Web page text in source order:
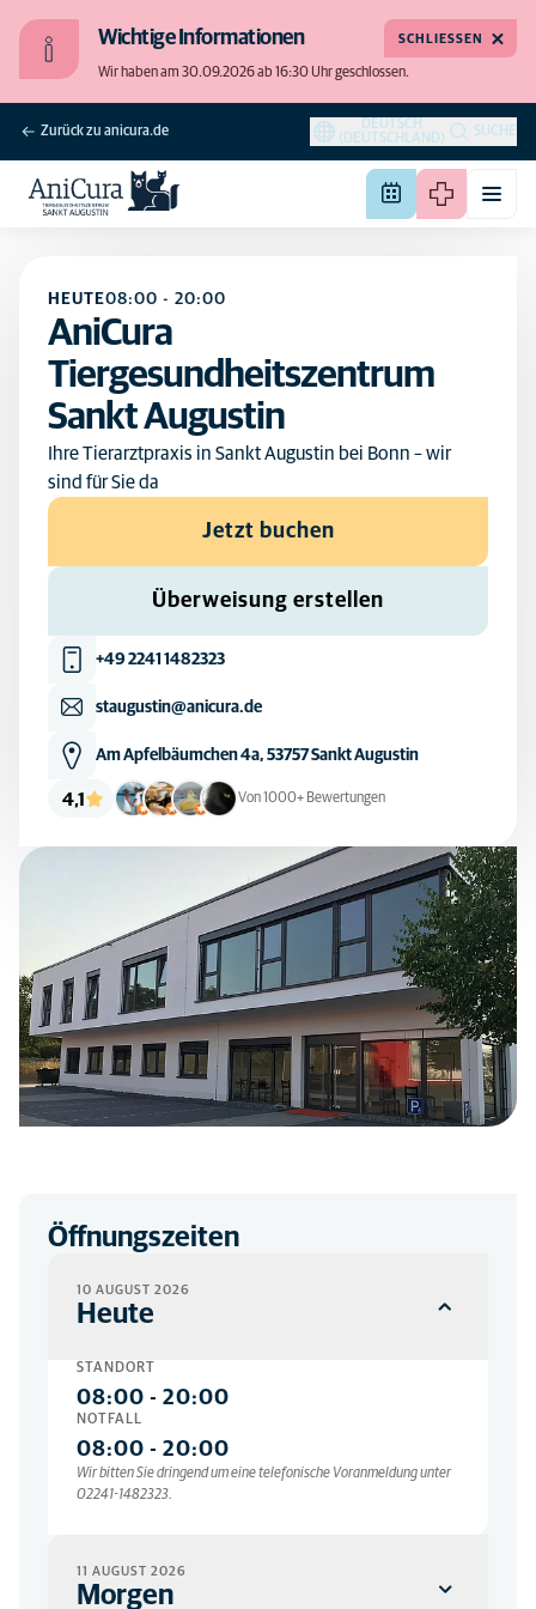
Wichtige Informationen
Wir haben am 30.09.2026 ab 16:30 Uhr geschlossen.
SCHLIESSEN
Zurück zu anicura.de
DEUTSCH
(DEUTSCHLAND)
SUCHE
HEUTE08:00 - 20:00
AniCura
Tiergesundheitszentrum
Sankt Augustin
Ihre Tierarztpraxis in Sankt Augustin bei Bonn – wir
sind für Sie da
Jetzt buchen
Überweisung erstellen
+49 2241 1482323
staugustin@anicura.de
Am Apfelbäumchen 4a, 53757 Sankt Augustin
4,1 Von 1000+ Bewertungen
Öffnungszeiten
10 AUGUST 2026
Heute
STANDORT
08:00 - 20:00
NOTFALL
08:00 - 20:00
Wir bitten Sie dringend um eine telefonische Voranmeldung unter
02241-1482323.
11 AUGUST 2026
Morgen